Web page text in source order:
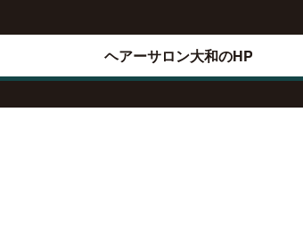
ヘアーサロン大和のHP